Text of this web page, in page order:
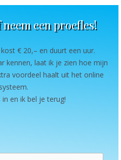
een proefles!
€ 20,– en duurt een uur.
kennen, laat ik je zien hoe mijn
voordeel haalt uit het online
en ik bel je terug!